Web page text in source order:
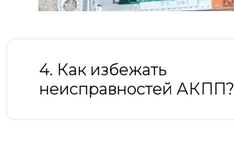
4. Как избежать
неисправностей АКПП?